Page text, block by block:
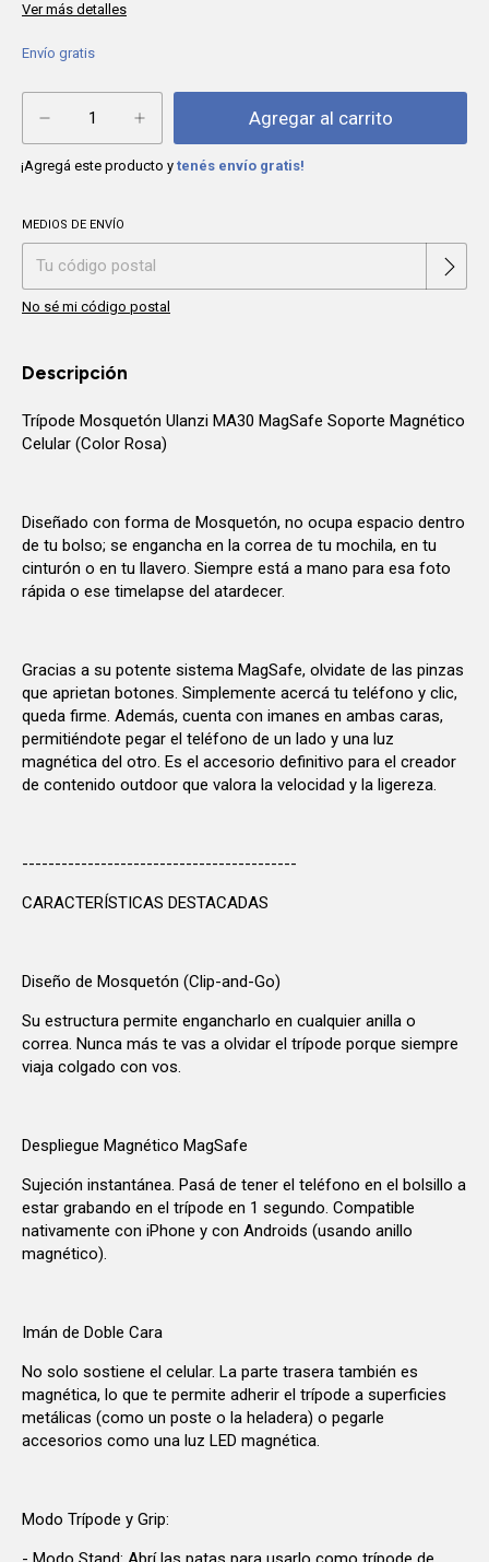
Ver más detalles
Envío gratis
¡Agregá este producto y tenés envío gratis!
Entregas para el CP:
MEDIOS DE ENVÍO
No sé mi código postal
Descripción
Trípode Mosquetón Ulanzi MA30 MagSafe Soporte Magnético
Celular (Color Rosa)
Diseñado con forma de Mosquetón, no ocupa espacio dentro
de tu bolso; se engancha en la correa de tu mochila, en tu
cinturón o en tu llavero. Siempre está a mano para esa foto
rápida o ese timelapse del atardecer.
Gracias a su potente sistema MagSafe, olvidate de las pinzas
que aprietan botones. Simplemente acercá tu teléfono y clic,
queda firme. Además, cuenta con imanes en ambas caras,
permitiéndote pegar el teléfono de un lado y una luz
magnética del otro. Es el accesorio definitivo para el creador
de contenido outdoor que valora la velocidad y la ligereza.
------------------------------------------
CARACTERÍSTICAS DESTACADAS
Diseño de Mosquetón (Clip-and-Go)
Su estructura permite engancharlo en cualquier anilla o
correa. Nunca más te vas a olvidar el trípode porque siempre
viaja colgado con vos.
Despliegue Magnético MagSafe
Sujeción instantánea. Pasá de tener el teléfono en el bolsillo a
estar grabando en el trípode en 1 segundo. Compatible
nativamente con iPhone y con Androids (usando anillo
magnético).
Imán de Doble Cara
No solo sostiene el celular. La parte trasera también es
magnética, lo que te permite adherir el trípode a superficies
metálicas (como un poste o la heladera) o pegarle
accesorios como una luz LED magnética.
Modo Trípode y Grip: